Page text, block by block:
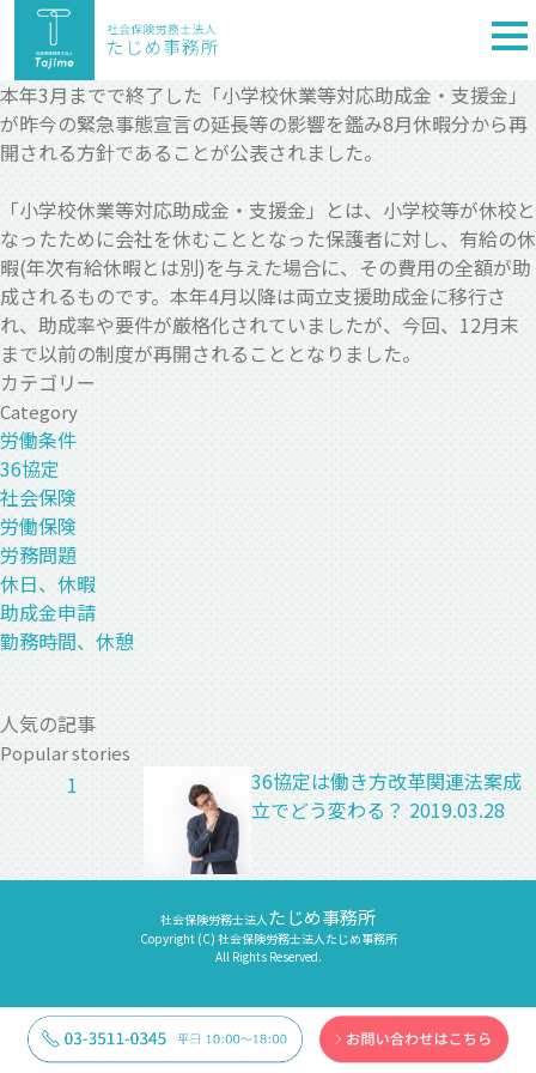
本年3月までで終了した「小学校休業等対応助成金・支援金」
が昨今の緊急事態宣言の延長等の影響を鑑み8月休暇分から再
開される方針であることが公表されました。
「小学校休業等対応助成金・支援金」とは、小学校等が休校と
なったために会社を休むこととなった保護者に対し、有給の休
暇(年次有給休暇とは別)を与えた場合に、その費用の全額が助
成されるものです。本年4月以降は両立支援助成金に移行さ
れ、助成率や要件が厳格化されていましたが、今回、12月末
まで以前の制度が再開されることとなりました。
カテゴリー
Category
労働条件
36協定
社会保険
労働保険
労務問題
休日、休暇
助成金申請
勤務時間、休憩
人気の記事
Popular stories
1
36協定は働き方改革関連法案成
立でどう変わる？ 2019.03.28
社会保険労務士法人 たじめ事務所
Copyright (C) 社会保険労務士法人たじめ事務所
All Rights Reserved.